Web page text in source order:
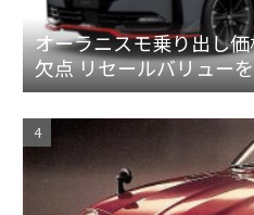
オーラニスモ乗り出し
欠点 リセールバリュー